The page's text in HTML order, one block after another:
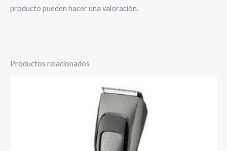
producto pueden hacer una valoración.
Productos relacionados